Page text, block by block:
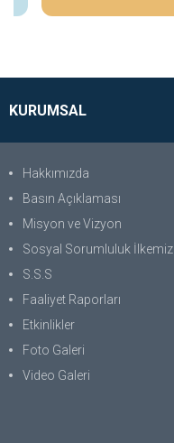
KURUMSAL
Hakkımızda
Basın Açıklaması
Misyon ve Vizyon
Sosyal Sorumluluk İlkemiz
S.S.S
Faaliyet Raporları
Etkinlikler
Foto Galeri
Video Galeri